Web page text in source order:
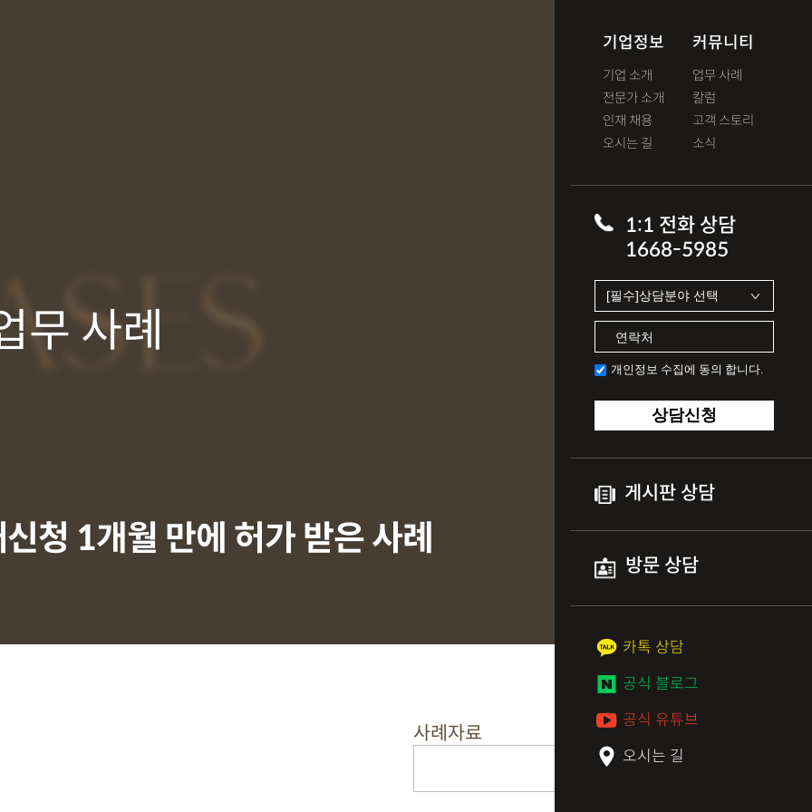
기업정보
기업 소개
전문가 소개
인재 채용
오시는 길
커뮤니티
업무 사례
칼럼
고객 스토리
소식
1:1 전화 상담
1668-5985
개인정보 수집에 동의 합니다.
상담신청
게시판 상담
방문 상담
카톡 상담
공식 블로그
공식 유튜브
오시는 길
무 사례
청 1개월 만에 허가 받은 사례
사례자료